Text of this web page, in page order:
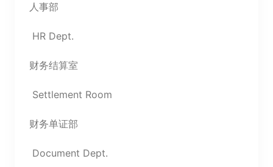
人事部
HR Dept.
财务结算室
Settlement Room
财务单证部
Document Dept.